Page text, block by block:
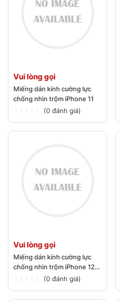
Vui lòng gọi
Miếng dán kính cường lực
chống nhìn trộm iPhone 11
(0 đánh giá)
Vui lòng gọi
Miếng dán kính cường lực
chống nhìn trộm iPhone 12
(0 đánh giá)